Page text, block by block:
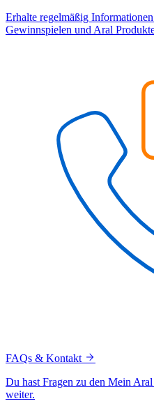
Erhalte regelmäßig
Gewinnspielen und Aral
FAQs & Kontakt
Du hast Fragen zu den Mein
weiter.